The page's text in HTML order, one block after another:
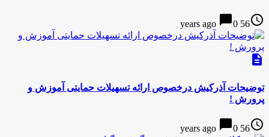
access_time
56 years ago
chat_bubble0
description
توضیحات آذرکیش درخصوص ارائه تسهیلات حمایتی آموزش و
پرورش !
access_time
56 years ago
chat_bubble0